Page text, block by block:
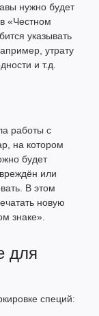
нужно будет
«Честном
указывать
утрату
и т.д.
работы с
на котором
будет
или
В этом
новую
знаке».
для
специй: